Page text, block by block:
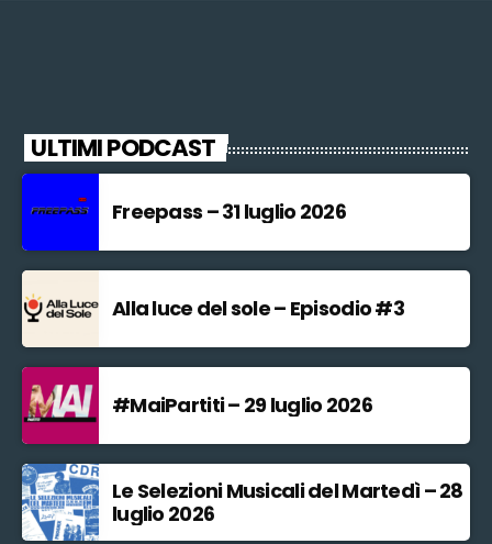
ULTIMI PODCAST
Freepass – 31 luglio 2026
Alla luce del sole – Episodio #3
#MaiPartiti – 29 luglio 2026
Le Selezioni Musicali del Martedì – 28
luglio 2026